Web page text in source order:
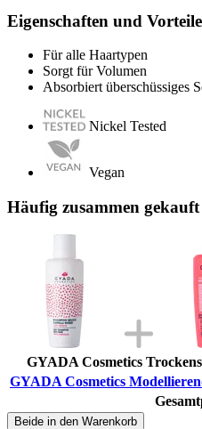
Eigenschaften und Vorteile
Für alle Haartypen
Sorgt für Volumen
Absorbiert überschüssiges
Nickel Tested
Vegan
Häufig zusammen
GYADA Cosmetics
GYADA Cosmetics
Beide in den Warenkorb